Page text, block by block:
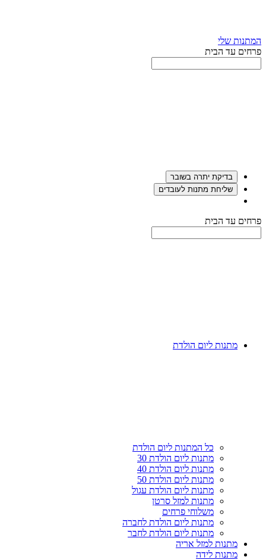
עליון
המתנות שלי
פרחים עד הבית
בדיקת יתרה בשובר
שליחת מתנות לעובדים
סוף
תפריט
פרחים עד הבית
תפריט
דלג
מתנות ליום הולדת
כל המתנות ליום הולדת
מתנות ליום הולדת 30
מתנות ליום הולדת 40
מתנות ליום הולדת 50
מתנות ליום הולדת עגול
מתנות למזל סרטן
משלוחי פרחים
מתנות ליום הולדת לחברה
מתנות ליום הולדת לחבר
מתנות למזל אריה
מתנות לידה